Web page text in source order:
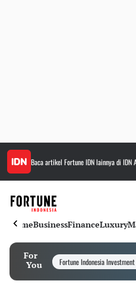
Baca artikel Fortune IDNlainnya di IDN
HomeBusinessFinanceLuxury
For
You
Fortune Indonesia